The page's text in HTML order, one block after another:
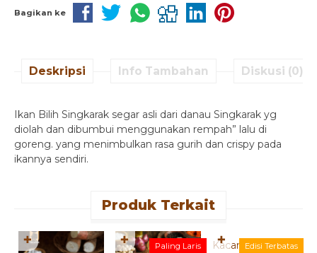
Bagikan ke
Deskripsi Info Tambahan Diskusi (0)
Ikan Bilih Singkarak segar asli dari danau Singkarak yg
diolah dan dibumbui menggunakan rempah” lalu di
goreng. yang menimbulkan rasa gurih dan crispy pada
ikannya sendiri.
Produk Terkait
✚ Paling Laris
✚ Edisi Terbatas
Kacang Bawang
✚